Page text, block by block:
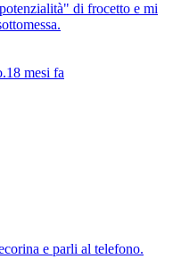
di frocetto e mi
8 mesi fa
e parli al telefono.